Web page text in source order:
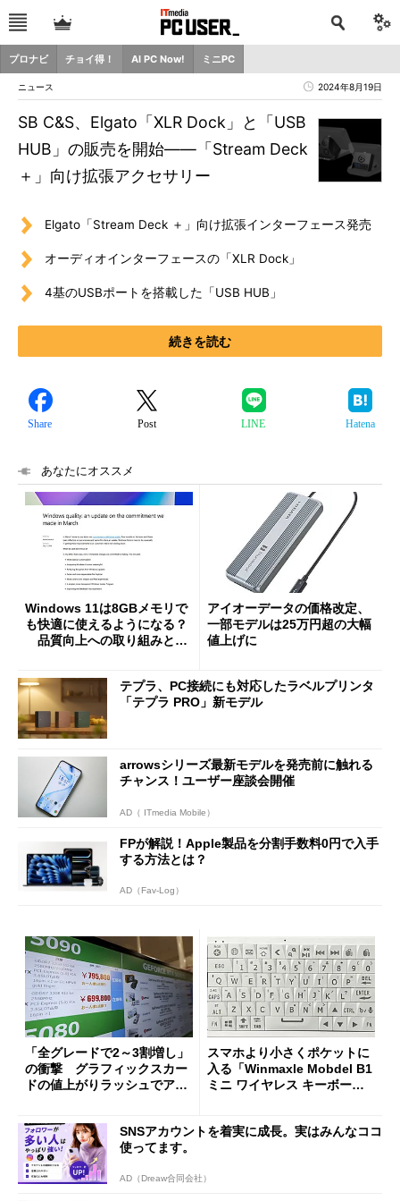
プロナビ チョイ得！ AI PC Now! ミニPC
ニュース 2024年8月19日
SB C&S、Elgato「XLR Dock」と「USB
HUB」の販売を開始――「Stream Deck
＋」向け拡張アクセサリー
Elgato「Stream Deck ＋」向け拡張インターフェース発売
オーディオインターフェースの「XLR Dock」
4基のUSBポートを搭載した「USB HUB」
続きを読む
Share Post LINE Hatena
あなたにオススメ
Windows 11は8GBメモリで
も快適に使えるようになる？
品質向上への取り組みと
アイオーデータの価格改定、
一部モデルは25万円超の大幅
値上げに
テプラ、PC接続にも対応したラベルプリンタ
「テプラ PRO」新モデル
arrowsシリーズ最新モデルを発売前に触れる
チャンス！ユーザー座談会開催
AD（ ITmedia Mobile）
FPが解説！Apple製品を分割手数料0円で入手
する方法とは？
AD（Fav-Log）
「全グレードで2～3割増し」
の衝撃 グラフィックスカー
ドの値上がりラッシュでアキ
スマホより小さくポケットに
入る「Winmaxle Mobdel B1
ミニ ワイヤレス キーボー
SNSアカウントを着実に成長。実はみんなココ
使ってます。
AD（Dreaw合同会社）